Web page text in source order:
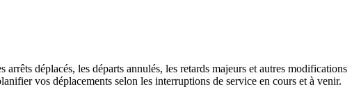
déplacés, les départs annulés, les retards majeurs et autres modifications
vos déplacements selon les interruptions de service en cours et à venir.